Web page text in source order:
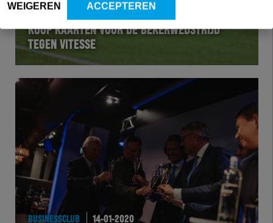
WEIGEREN ACCEPTEREN
BUSINESSCLUB 15-01-2020
KOOP KAARTEN VOOR DE BEKERWEDSTRIJD
TEGEN VITESSE
BUSINESSCLUB 14-01-2020